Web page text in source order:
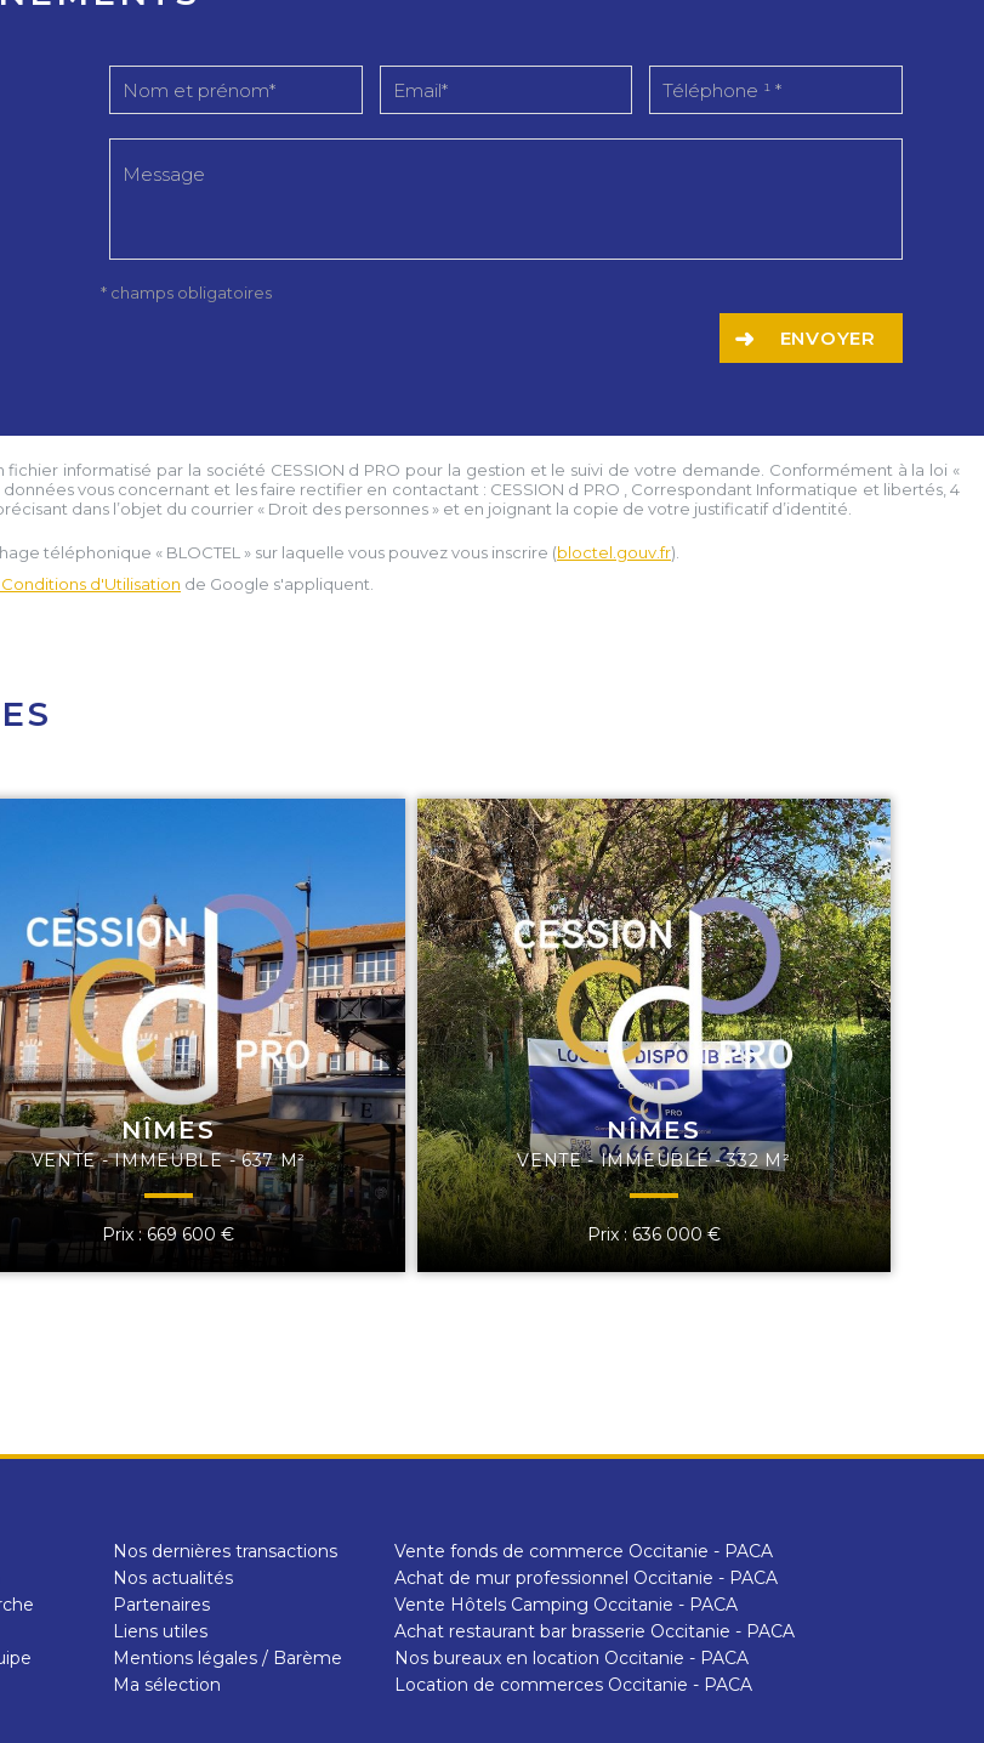
* champs obligatoires
ENVOYER
fichier informatisé par la société CESSION d PRO pour la gestion et le suivi de votre demande. Conformément à la loi «
vous concernant et les faire rectifier en contactant : CESSION d PRO , Correspondant Informatique et libertés,4
précisant dans l’objet du courrier « Droit des personnes » et en joignant la copie de votre justificatif d’identité.
téléphonique « BLOCTEL » sur laquelle vous pouvez vous inscrire (bloctel.gouv.fr).
Conditions d'Utilisation de Google s'appliquent.
NÎMES
VENTE - IMMEUBLE - 637 M²
Prix : 669 600 €
NÎMES
VENTE - IMMEUBLE - 332 M²
Prix : 636 000 €
Nos dernières transactions
Nos actualités
Partenaires
Liens utiles
Mentions légales / Barème
Ma sélection
Vente fonds de commerce Occitanie - PACA
Achat de mur professionnel Occitanie - PACA
Vente Hôtels Camping Occitanie - PACA
Achat restaurant bar brasserie Occitanie - PACA
Nos bureaux en location Occitanie - PACA
Location de commerces Occitanie - PACA